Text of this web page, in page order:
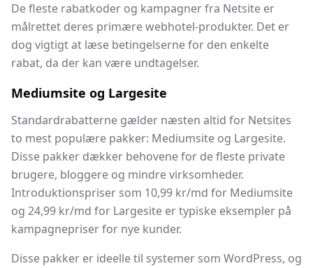
De fleste rabatkoder og kampagner fra Netsite er
målrettet deres primære webhotel-produkter. Det er
dog vigtigt at læse betingelserne for den enkelte
rabat, da der kan være undtagelser.
Mediumsite og Largesite
Standardrabatterne gælder næsten altid for Netsites
to mest populære pakker: Mediumsite og Largesite.
Disse pakker dækker behovene for de fleste private
brugere, bloggere og mindre virksomheder.
Introduktionspriser som 10,99 kr/md for Mediumsite
og 24,99 kr/md for Largesite er typiske eksempler på
kampagnepriser for nye kunder.
Disse pakker er ideelle til systemer som WordPress, og